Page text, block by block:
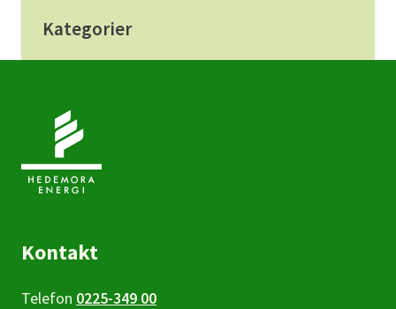
Kategorier
Kontakt
Telefon 0225-349 00